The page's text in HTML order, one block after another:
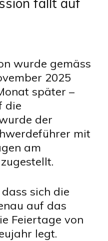
wurde gemäss
2025
später –
die
der
mit
am
sich die
auf das
Feiertage von
legt.